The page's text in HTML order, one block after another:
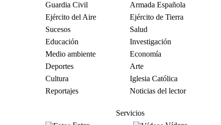
Guardia Civil
Armada Española
Ejército del Aire
Ejército de Tierra
Sucesos
Salud
Educación
Investigación
Medio ambiente
Economía
Deportes
Arte
Cultura
Iglesia Católica
Reportajes
Noticias del lector
Servicios